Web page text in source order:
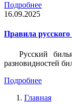
Подробнее
16.09.2025
Правила
Русский
разновидностей
Подробнее
Главная